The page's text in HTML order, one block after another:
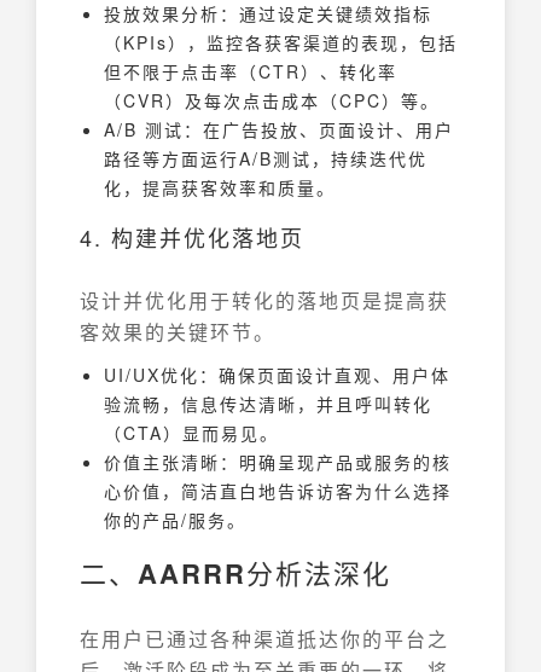
投放效果分析：通过设定关键绩效指标
（KPIs），监控各获客渠道的表现，包括
但不限于点击率（CTR）、转化率
（CVR）及每次点击成本（CPC）等。
A/B 测试：在广告投放、页面设计、用户
路径等方面运行A/B测试，持续迭代优
化，提高获客效率和质量。
4. 构建并优化落地页
设计并优化用于转化的落地页是提高获
客效果的关键环节。
UI/UX优化：确保页面设计直观、用户体
验流畅，信息传达清晰，并且呼叫转化
（CTA）显而易见。
价值主张清晰：明确呈现产品或服务的核
心价值，简洁直白地告诉访客为什么选择
你的产品/服务。
二、 AARRR分析法深化
在用户已通过各种渠道抵达你的平台之